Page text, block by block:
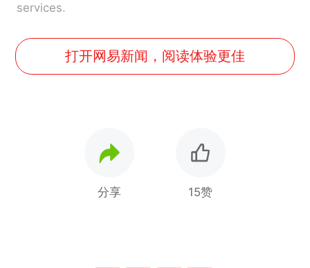
services.
打开网易新闻，阅读体验更佳
分享 15赞